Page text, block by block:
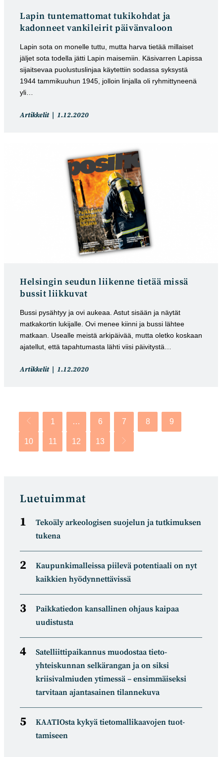
Lapin tuntemattomat tukikohdat ja
kadonneet vankileirit päivänvaloon
Lapin sota on monelle tuttu, mutta harva tietää millaiset
jäljet sota todella jätti Lapin maisemiin. Käsivarren Lapissa
sijaitsevaa puolustuslinjaa käytettiin sodassa syksystä
1944 tammikuuhun 1945, jolloin linjalla oli ryhmittyneenä
yli…
Artikkelin
Artikkelit
Artikkeli
1.12.2020
Helsingin seudun liikenne tietää missä
bussit liikkuvat
Bussi pysähtyy ja ovi aukeaa. Astut sisään ja näytät
matkakortin lukijalle. Ovi menee kiinni ja bussi lähtee
matkaan. Usealle meistä arkipäivää, mutta oletko koskaan
ajatellut, että tapahtumasta lähti viisi päivitystä…
Artikkelin
Artikkelit
Artikkeli
1.12.2020
Siirry edelliselle sivulle
1 … 6 7 8 9
10 11 12 13 Siirry seuraavalle sivulle
Luetuimmat
Tekoäly arkeologisen suojelun ja tutkimuksen
tukena
Kaupunkimalleissa piilevä potentiaali on nyt
kaikkien hyödynnettävissä
Paikkatiedon kansallinen ohjaus kaipaa
uudistusta
Satelliitti­paikannus muodostaa tieto­
yhteiskunnan selkä­rangan ja on siksi
kriisivalmiuden ytimessä – ensimmäiseksi
tarvitaan ajantasainen tilannekuva
KAATIOsta kykyä tietomal­likaa­vojen tuot­
tamiseen